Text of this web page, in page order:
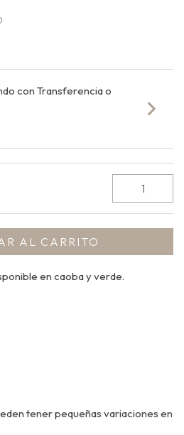
con Transferencia o
en caoba y verde.
tener pequeñas variaciones en